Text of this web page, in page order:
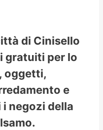
di Cinisello
gratuiti per lo
oggetti,
e
negozi della